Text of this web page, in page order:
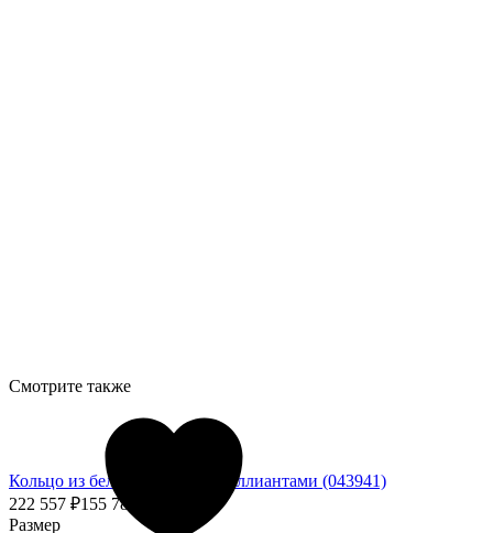
Кольцо из белого золота с бриллиантами (043941)
222 557 ₽155 789,90
Размер
Смотрите также